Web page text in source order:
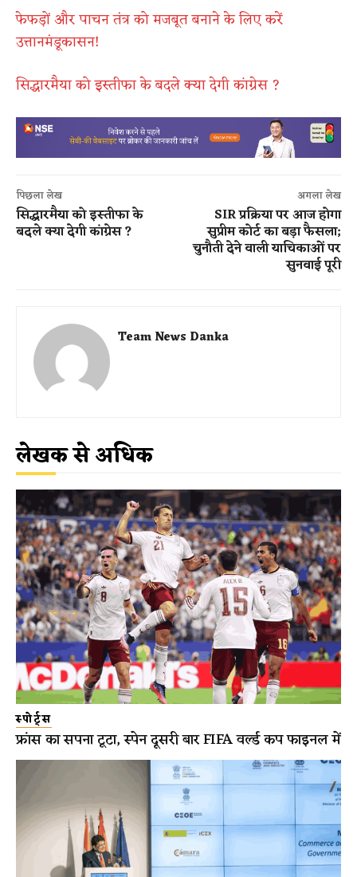
फेफड़ों और पाचन तंत्र को मजबूत बनाने के लिए करें
उत्तानमंडूकासन!
सिद्धारमैया को इस्तीफा के बदले क्या देगी कांग्रेस ?
पिछला लेख
सिद्धारमैया को इस्तीफा के
बदले क्या देगी कांग्रेस ?
अगला लेख
SIR प्रक्रिया पर आज होगा
सुप्रीम कोर्ट का बड़ा फैसला;
चुनौती देने वाली याचिकाओं पर
सुनवाई पूरी
Team News Danka
लेखक से अधिक
स्पोर्ट्स
फ्रांस का सपना टूटा, स्पेन दूसरी बार FIFA वर्ल्ड कप फाइनल में